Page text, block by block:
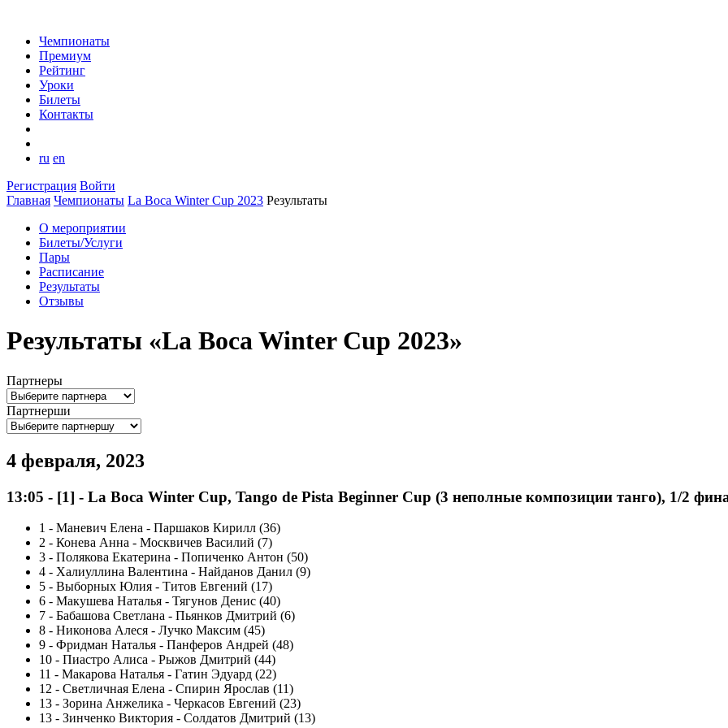
Чемпионаты
Премиум
Рейтинг
Уроки
Билеты
Контакты
ru en
Регистрация Войти
Главная Чемпионаты La Boca Winter Cup 2023 Результаты
О мероприятии
Билеты/Услуги
Пары
Расписание
Результаты
Отзывы
Результаты «La Boca Winter Cup 2023»
Партнеры
Партнерши
4 февраля, 2023
13:05 - [1] - La Boca Winter Cup, Tango de Pista Beginner Cup (3 неполные композиции танго), 1/2
1 - Маневич Елена - Паршаков Кирилл (36)
2 - Конева Анна - Москвичев Василий (7)
3 - Полякова Екатерина - Попиченко Антон (50)
4 - Халиуллина Валентина - Найданов Данил (9)
5 - Выборных Юлия - Титов Евгений (17)
6 - Макушева Наталья - Тягунов Денис (40)
7 - Бабашова Светлана - Пьянков Дмитрий (6)
8 - Никонова Алеся - Лучко Максим (45)
9 - Фридман Наталья - Панферов Андрей (48)
10 - Пиастро Алиса - Рыжов Дмитрий (44)
11 - Макарова Наталья - Гатин Эдуард (22)
12 - Светличная Елена - Спирин Ярослав (11)
13 - Зорина Анжелика - Черкасов Евгений (23)
13 - Зинченко Виктория - Солдатов Дмитрий (13)